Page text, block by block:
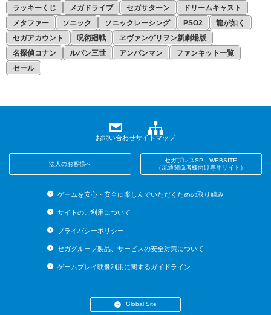
ラッキーくじ
メガドライブ セガサターン
ドリームキャスト
メタファー
ソニック ソニックレーシング PSO2
龍が如く
セガアカウント
呪術廻戦
ヱヴァンゲリヲン新劇場版
名探偵コナン
ルパン三世 アンパンマン
ファンキット一覧
セール
お問い合わせサイトマップ
法人のお客様へ
セガプレスSP WEBSITE
（流通関係者様向け専用サイト）
ゲームを安心・安全に楽しんでいただくための取り組み
サイトのご利用について
プライバシーポリシー
セガグループ製品、サービスの安全対策について
ゲームプレイ映像利用に関するガイドライン
Global Site
・English (US)